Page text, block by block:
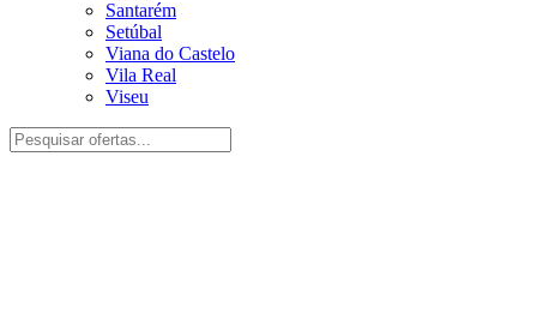
Santarém
Setúbal
Viana do Castelo
Vila Real
Viseu